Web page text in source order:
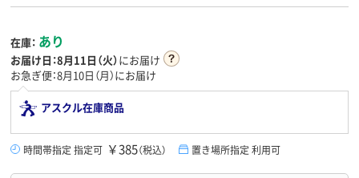
在庫： あり
お届け日：8月11日（火）にお届け
お急ぎ便：8月10日（月）にお届け
アスクル在庫商品
時間帯指定 指定可 ￥385（税込） 置き場所指定 利用可